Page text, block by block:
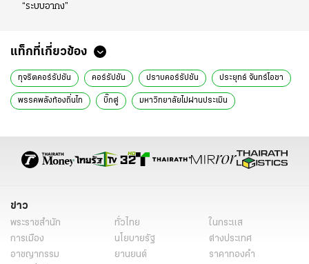
“ระบบอากง”
แท็กที่เกี่ยวข้อง
ทุจริตคอร์รัปชัน คอร์รัปชัน ปราบคอร์รัปชัน ประยุทธ์ จันทร์โอชา
พรรคพลังท้องถิ่นไท บิ๊กตู่ มหาวิทยาลัยไม่ผ่านประเมิน
ข่าวการเมืองออนไลน์ ข่าวการเมือง ไทยรัฐ
ข่าว
พระราชสำนัก ทั่วไทย
ในกระแส
การเมือง
นโยบายรัฐ
ต่างประเทศ
อาชญากรรม
ยานยนต์
ราคาทองคำ